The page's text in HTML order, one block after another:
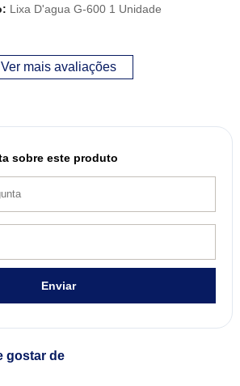
Lixa D'agua G-600 1 Unidade
Ver mais avaliações
sobre este produto
Enviar
gostar de